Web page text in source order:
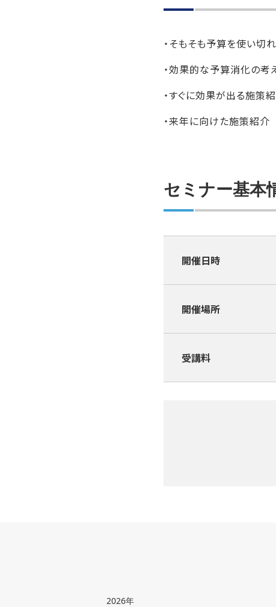
・そもそも予算を使い切
・効果的な予算消化の考
・すぐに効果が出る施策
・来年に向けた施策紹介
セミナー基本
開催日時
開催場所
受講料
2026年